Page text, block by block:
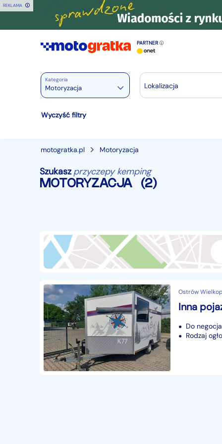
REKLAMA
PARTNER
Kategoria
Motoryzacja
Motoryzacja
Osobowe
28238
Dostawcze 3542
Przyczepy i naczepy 428
Części samochodowe 14655
Części motocyklowe
Sprzęt wodny 60
Pozostałe 1065
Lokalizacja
Wyczyść filtry
motogratka.pl Motoryzacja
Szukasz przyczepy kemping
MOTORYZACJA (2)
Ostrów
Do
Rodzaj